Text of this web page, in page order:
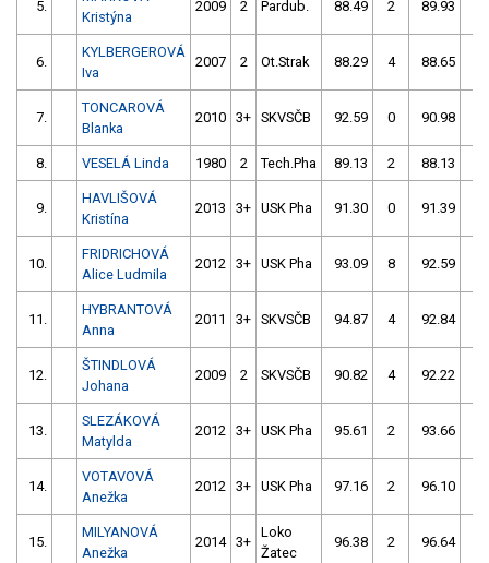
5.
Kristýna
2009 2 Pardub. 88.49 2 89.93
6.
KYLBERGEROVÁ
Iva
2007 2 Ot.Strak 88.29 4 88.65
7.
TONCAROVÁ
Blanka
2010 3+ SKVSČB 92.59 0 90.98
8. VESELÁ Linda 1980 2 Tech.Pha 89.13 2 88.13
9.
HAVLIŠOVÁ
Kristína
2013 3+ USK Pha 91.30 0 91.39
10.
FRIDRICHOVÁ
Alice Ludmila
2012 3+ USK Pha 93.09 8 92.59
11.
HYBRANTOVÁ
Anna
2011 3+ SKVSČB 94.87 4 92.84
12.
ŠTINDLOVÁ
Johana
2009 2 SKVSČB 90.82 4 92.22
13.
SLEZÁKOVÁ
Matylda
2012 3+ USK Pha 95.61 2 93.66
14.
VOTAVOVÁ
Anežka
2012 3+ USK Pha 97.16 2 96.10
15.
MILYANOVÁ
Anežka
2014 3+
Loko
Žatec
96.38 2 96.64